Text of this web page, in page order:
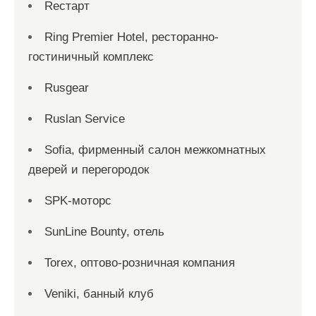
Reстарт
Ring Premier Hotel, ресторанно-
гостиничный комплекс
Rusgear
Ruslan Service
Sofia, фирменный салон межкомнатных
дверей и перегородок
SPK-моторс
SunLine Bounty, отель
Torex, оптово-розничная компания
Veniki, банный клуб